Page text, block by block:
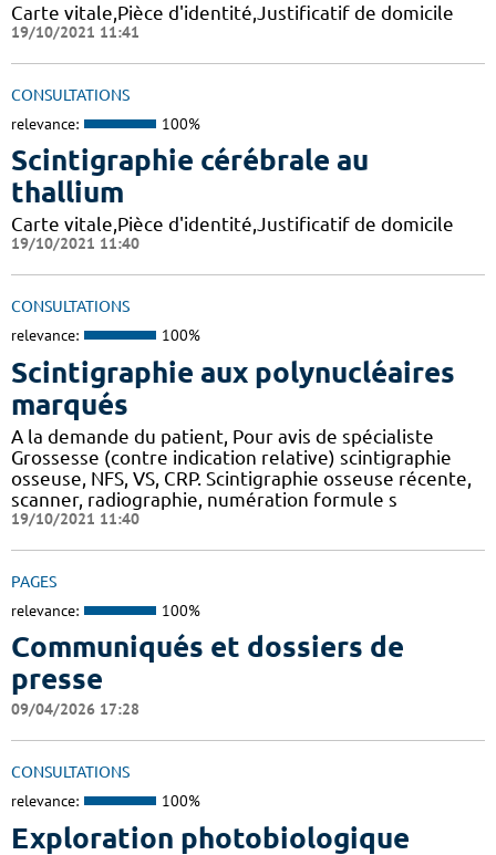
Carte vitale,Pièce d'identité,Justificatif de domicile
19/10/2021 11:41
CONSULTATIONS
relevance: 100%
Scintigraphie cérébrale au
thallium
Carte vitale,Pièce d'identité,Justificatif de domicile
19/10/2021 11:40
CONSULTATIONS
relevance: 100%
Scintigraphie aux polynucléaires
marqués
A la demande du patient, Pour avis de spécialiste
Grossesse (contre indication relative) scintigraphie
osseuse, NFS, VS, CRP. Scintigraphie osseuse récente,
scanner, radiographie, numération formule s
19/10/2021 11:40
PAGES
relevance: 100%
Communiqués et dossiers de
presse
09/04/2026 17:28
CONSULTATIONS
relevance: 100%
Exploration photobiologique